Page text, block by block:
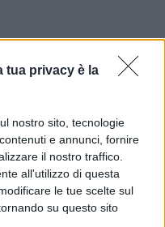
tua privacy è la
nostro sito, tecnologie
e annunci, fornire
il nostro traffico.
all'utilizzo di questa
le tue scelte sul
su questo sito
, ha preferito un
confini e non ha
dicendo che
giustifica il
Benvenuti